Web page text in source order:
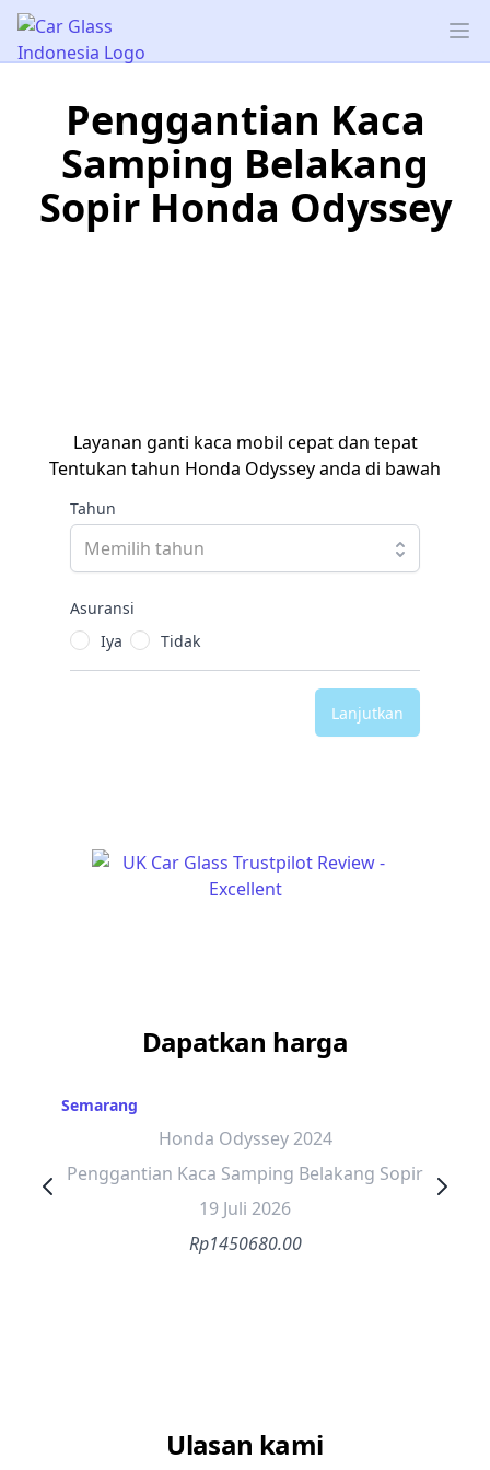
Car Glass Indonesia
Penggantian Kaca
Samping Belakang
Sopir Honda Odyssey
Layanan ganti kaca mobil cepat dan tepat
Tentukan tahun Honda Odyssey anda di bawah
Tahun
Asuransi
Iya
Tidak
Lanjutkan
Dapatkan harga
Semarang
Honda Odyssey 2024
Penggantian Kaca Samping Belakang Sopir
19 Juli 2026
Rp1450680.00
Ulasan kami